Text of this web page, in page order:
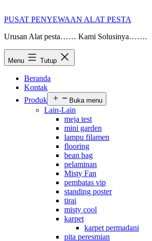
PUSAT PENYEWAAN ALAT PESTA
Urusan Alat pesta…… Kami Solusinya…….
Menu Tutup
Beranda
Kontak
Produk
Buka menu
Lain-Lain
meja test
mini garden
lampu filamen
flooring
bean bag
pelaminan
Misty Fan
pembatas vip
standing poster
tirai
misty cool
karpet
karpet permadani
pita peresmian